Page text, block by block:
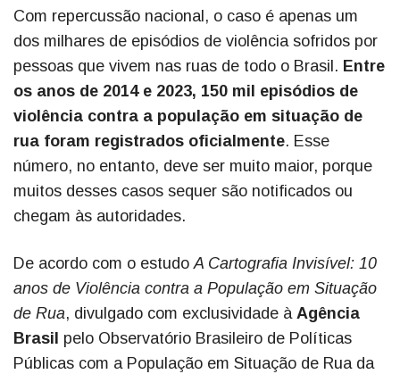
Com repercussão nacional, o caso é apenas um
dos milhares de episódios de violência sofridos por
pessoas que vivem nas ruas de todo o Brasil. Entre
os anos de 2014 e 2023, 150 mil episódios de
violência contra a população em situação de
rua foram registrados oficialmente. Esse
número, no entanto, deve ser muito maior, porque
muitos desses casos sequer são notificados ou
chegam às autoridades.
De acordo com o estudoA Cartografia Invisível: 10
anos de Violência contra a População em Situação
de Rua, divulgado com exclusividade à Agência
Brasil pelo Observatório Brasileiro de Políticas
Públicas com a População em Situação de Rua da